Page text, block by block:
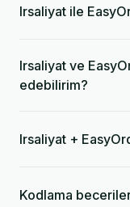
Irsaliyat ile
Irsaliyat ve
edebilirim?
Irsaliyat +
Kodlama